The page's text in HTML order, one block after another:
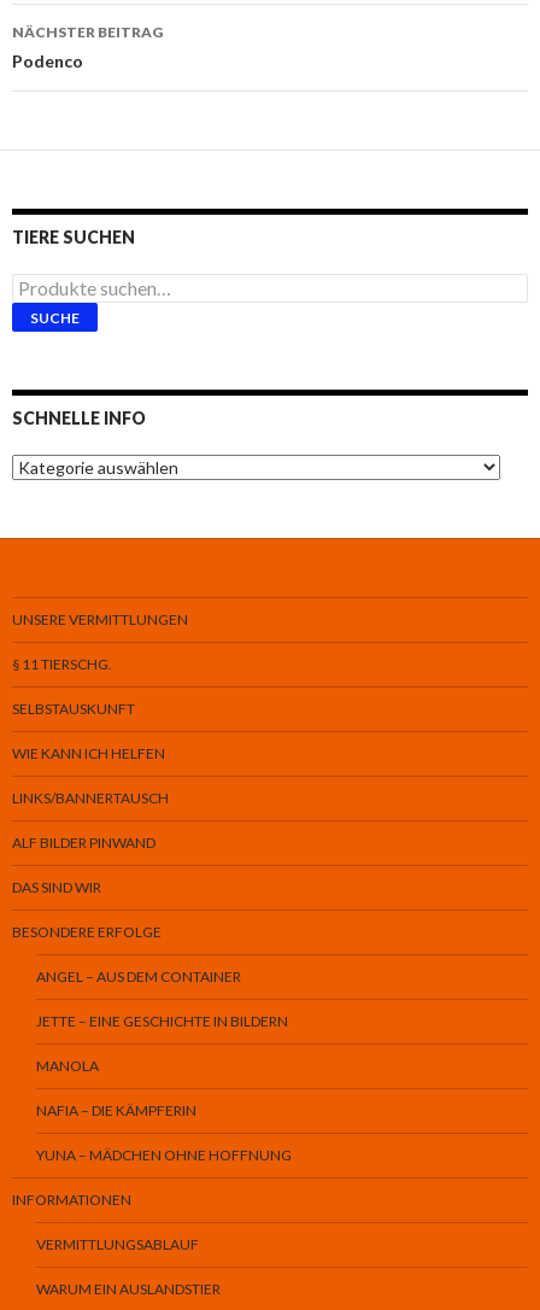
NÄCHSTER BEITRAG
Podenco
TIERE SUCHEN
Suche
nach:
SUCHE
SCHNELLE INFO
Schnelle
Info
UNSERE VERMITTLUNGEN
§ 11 TIERSCHG.
SELBSTAUSKUNFT
WIE KANN ICH HELFEN
LINKS/BANNERTAUSCH
ALF BILDER PINWAND
DAS SIND WIR
BESONDERE ERFOLGE
ANGEL – AUS DEM CONTAINER
JETTE – EINE GESCHICHTE IN BILDERN
MANOLA
NAFIA – DIE KÄMPFERIN
YUNA – MÄDCHEN OHNE HOFFNUNG
INFORMATIONEN
VERMITTLUNGSABLAUF
WARUM EIN AUSLANDSTIER